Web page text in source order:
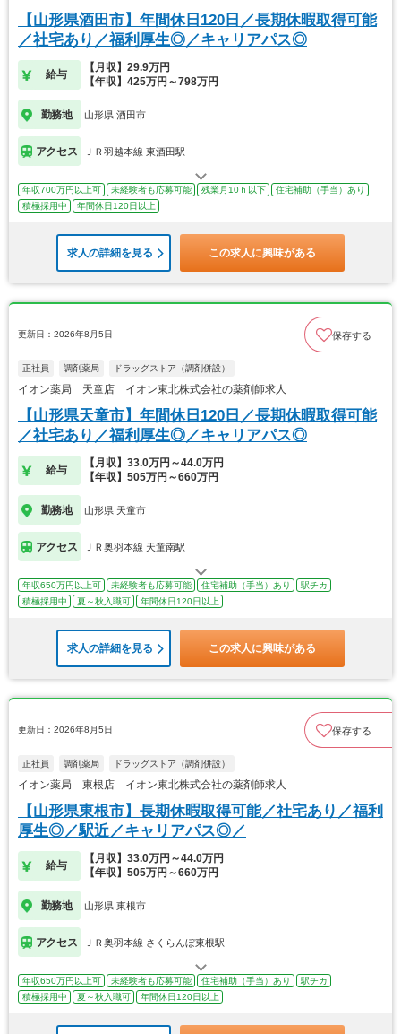
【山形県酒田市】年間休日120日／長期休暇取得可能
／社宅あり／福利厚生◎／キャリアパス◎
給与
【月収】29.9万円
【年収】425万円～798万円
勤務地 山形県 酒田市
アクセス ＪＲ羽越本線 東酒田駅
年収700万円以上可 未経験者も応募可能 残業月10ｈ以下
住宅補助（手当）あり
積極採用中
年間休日120日以上
求人の詳細を見る この求人に興味がある
更新日：2026年8月5日 保存する
正社員 調剤薬局 ドラッグストア（調剤併設）
イオン薬局 天童店 イオン東北株式会社の薬剤師求人
【山形県天童市】年間休日120日／長期休暇取得可能
／社宅あり／福利厚生◎／キャリアパス◎
給与
【月収】33.0万円～44.0万円
【年収】505万円～660万円
勤務地 山形県 天童市
アクセス ＪＲ奥羽本線 天童南駅
年収650万円以上可 未経験者も応募可能 住宅補助（手当）あり
駅チカ
積極採用中
夏～秋入職可 年間休日120日以上
求人の詳細を見る この求人に興味がある
更新日：2026年8月5日 保存する
正社員 調剤薬局 ドラッグストア（調剤併設）
イオン薬局 東根店 イオン東北株式会社の薬剤師求人
【山形県東根市】長期休暇取得可能／社宅あり／福利
厚生◎／駅近／キャリアパス◎／
給与
【月収】33.0万円～44.0万円
【年収】505万円～660万円
勤務地 山形県 東根市
アクセス ＪＲ奥羽本線 さくらんぼ東根駅
年収650万円以上可 未経験者も応募可能 住宅補助（手当）あり
駅チカ
積極採用中
夏～秋入職可 年間休日120日以上